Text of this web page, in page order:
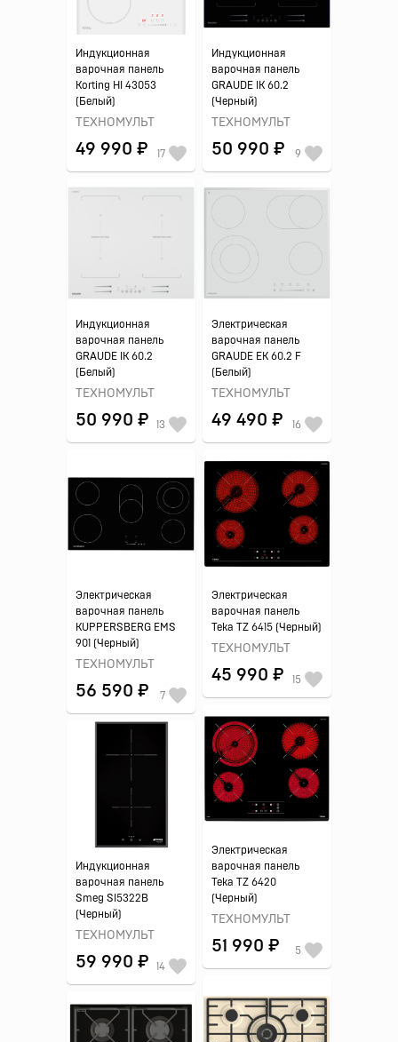
Индукционная
варочная панель
Korting HI 43053
(Белый)
ТЕХНОМУЛЬТ
49 990 ₽ 17
Индукционная
варочная панель
GRAUDE IK 60.2
(Черный)
ТЕХНОМУЛЬТ
50 990 ₽ 9
Индукционная
варочная панель
GRAUDE IK 60.2
(Белый)
ТЕХНОМУЛЬТ
50 990 ₽ 13
Электрическая
варочная панель
GRAUDE EK 60.2 F
(Белый)
ТЕХНОМУЛЬТ
49 490 ₽ 16
Электрическая
варочная панель
KUPPERSBERG EMS
901 (Черный)
ТЕХНОМУЛЬТ
56 590 ₽ 7
Электрическая
варочная панель
Teka TZ 6415 (Черный)
ТЕХНОМУЛЬТ
45 990 ₽ 15
Электрическая
варочная панель
Teka TZ 6420
(Черный)
ТЕХНОМУЛЬТ
51 990 ₽ 5
Индукционная
варочная панель
Smeg SI5322B
(Черный)
ТЕХНОМУЛЬТ
59 990 ₽ 14